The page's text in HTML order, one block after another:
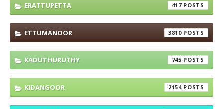
ERATTUPETTA 417
ETTUMANOOR 3810
KADUTHURUTHY 745
KIDANGOOR 2154